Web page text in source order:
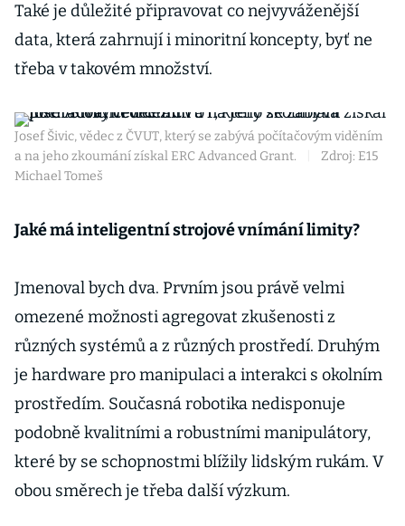
Také je důležité připravovat co nejvyváženější
data, která zahrnují i minoritní koncepty, byť ne
třeba v takovém množství.
Josef Šivic, vědec z ČVUT, který se zabývá počítačovým viděním
a na jeho zkoumání získal ERC Advanced Grant.
Zdroj: E15
Michael Tomeš
Jaké má inteligentní strojové vnímání limity?
Jmenoval bych dva. Prvním jsou právě velmi
omezené možnosti agregovat zkušenosti z
různých systémů a z různých prostředí. Druhým
je hardware pro manipulaci a interakci s okolním
prostředím. Současná robotika nedisponuje
podobně kvalitními a robustními manipulátory,
které by se schopnostmi blížily lidským rukám. V
obou směrech je třeba další výzkum.